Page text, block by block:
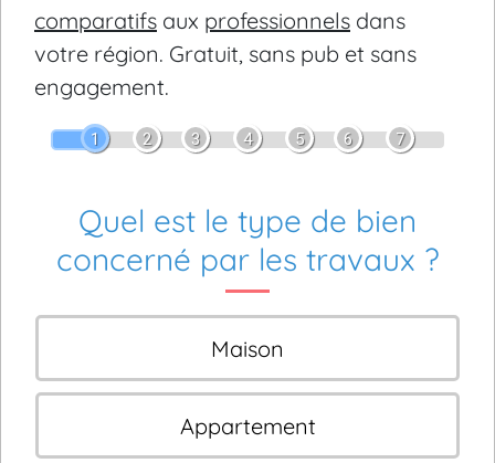
comparatifs aux professionnels dans
votre région. Gratuit, sans pub et sans
engagement.
1 2 3 4 5 6 7
Quel est le type de bien
concerné par les travaux ?
Maison
Appartement